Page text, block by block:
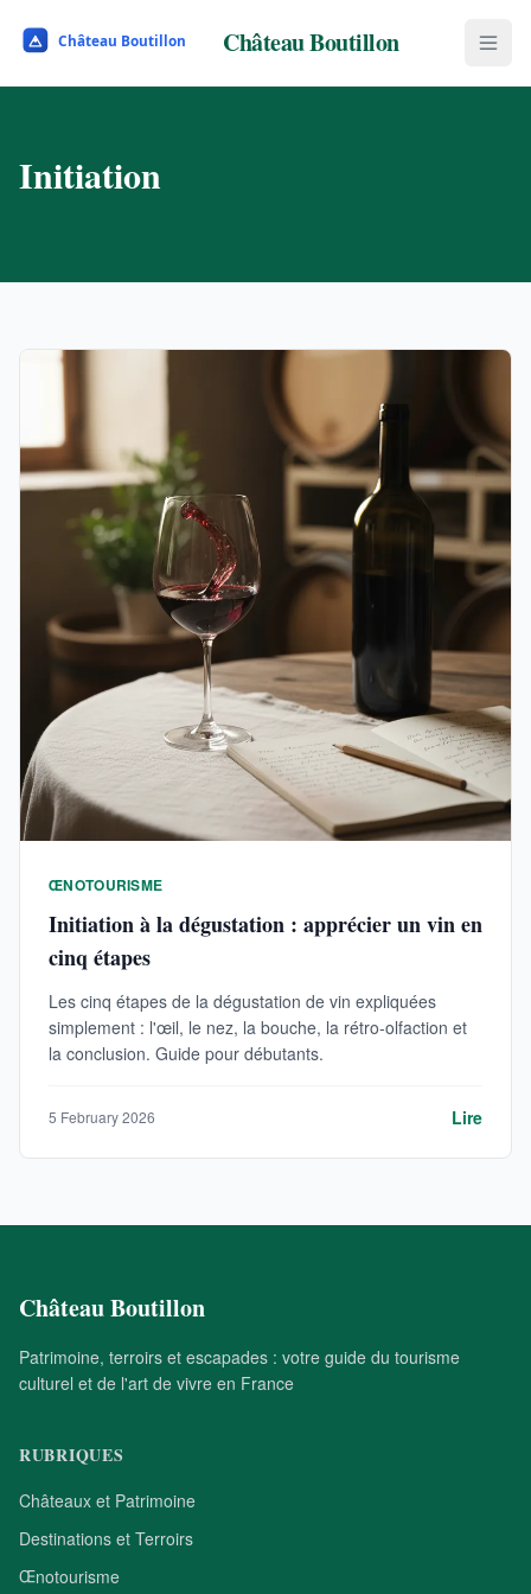
Château Boutillon
Initiation
ŒNOTOURISME
Initiation à la dégustation : apprécier un vin en
cinq étapes
Les cinq étapes de la dégustation de vin expliquées
simplement : l'œil, le nez, la bouche, la rétro-olfaction et
la conclusion. Guide pour débutants.
5 February 2026 Lire
Château Boutillon
Patrimoine, terroirs et escapades : votre guide du tourisme
culturel et de l'art de vivre en France
RUBRIQUES
Châteaux et Patrimoine
Destinations et Terroirs
Œnotourisme